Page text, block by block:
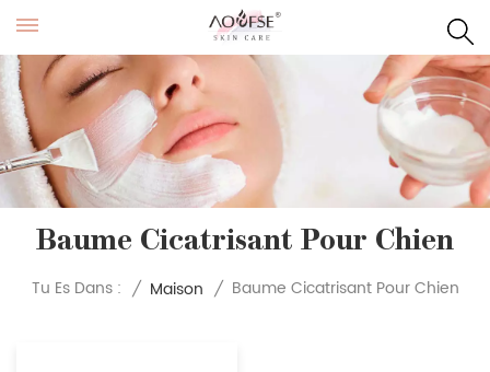
Baume Cicatrisant Pour Chien
Tu Es Dans : / Maison / Baume Cicatrisant Pour Chien